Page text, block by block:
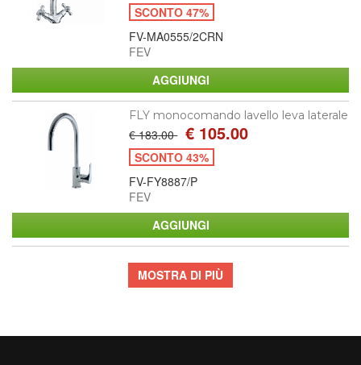
SCONTO 47%
FV-MA0555/2CRN
FEV
FLY monocomando lavello leva laterale
€ 183.00 € 105.00
SCONTO 43%
FV-FY8887/P
FEV
MOSTRA DI PIÙ